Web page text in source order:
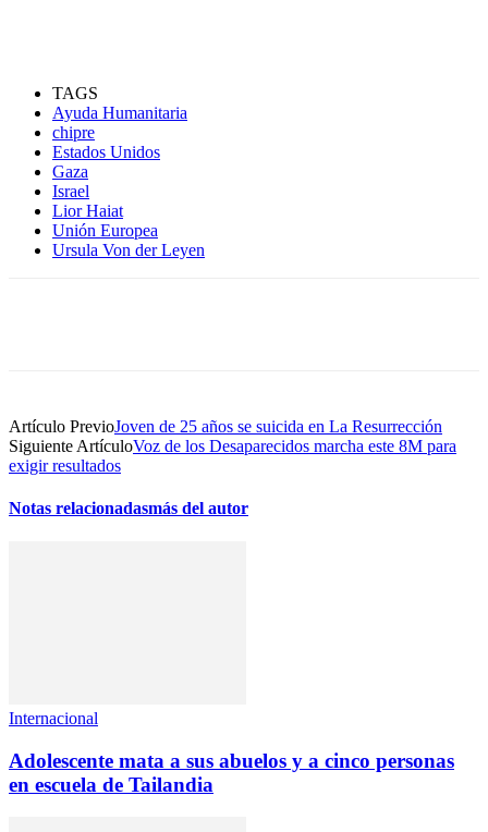
TAGS
Ayuda Humanitaria
chipre
Estados Unidos
Gaza
Israel
Lior Haiat
Unión Europea
Ursula Von der Leyen
Artículo PrevioJoven de 25 años se suicida en La Resurrección
Siguiente ArtículoVoz de los Desaparecidos marcha este 8M para
exigir resultados
Notas relacionadasmás del autor
Internacional
Adolescente mata a sus abuelos y a cinco personas
en escuela de Tailandia